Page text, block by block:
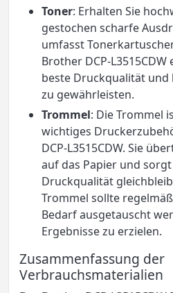
Toner: Erhalten Sie
gestochen scharfe
umfasst
Brother DCP-
beste Druckqualität und
zu gewährleisten.
Trommel: Die Trommel
wichtiges
DCP-L3515CDW. Sie
auf das Papier und
Druckqualität
Trommel sollte
Bedarf ausgetauscht
Ergebnisse zu erzielen.
Zusammenfassung der
Verbrauchsmaterialien